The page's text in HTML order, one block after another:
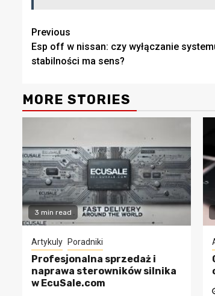
Continue
Reading
Previous
Esp off w nissan: czy wyłączanie
stabilności ma sens?
MORE STORIES
3 min read
Artykuly Poradniki
Profesjonalna sprzedaż i
naprawa sterowników silnika
w EcuSale.com